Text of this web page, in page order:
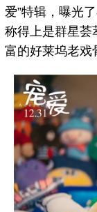
爱”特辑，曝光
称得上是群星荟
富的好莱坞老戏